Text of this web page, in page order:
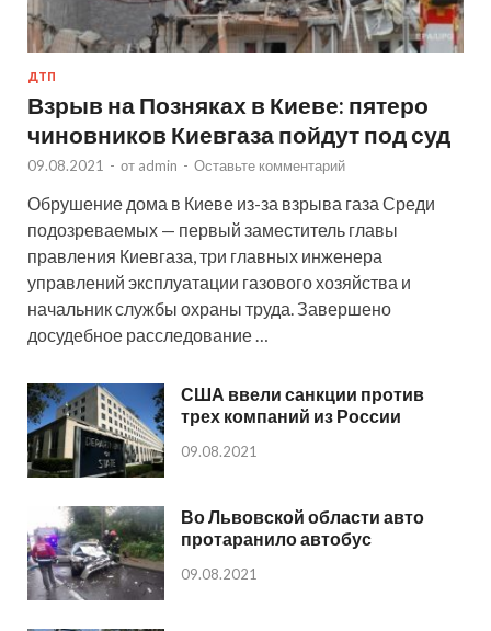
ДТП
Взрыв на Позняках в Киеве: пятеро
чиновников Киевгаза пойдут под суд
09.08.2021 - от admin - Оставьте комментарий
Обрушение дома в Киеве из-за взрыва газа Среди
подозреваемых — первый заместитель главы
правления Киевгаза, три главных инженера
управлений эксплуатации газового хозяйства и
начальник службы охраны труда. Завершено
досудебное расследование …
США ввели санкции против
трех компаний из России
09.08.2021
Во Львовской области авто
протаранило автобус
09.08.2021